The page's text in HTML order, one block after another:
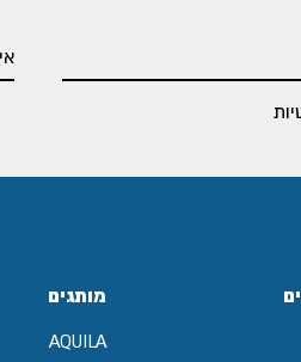
מותגים
AQUILA